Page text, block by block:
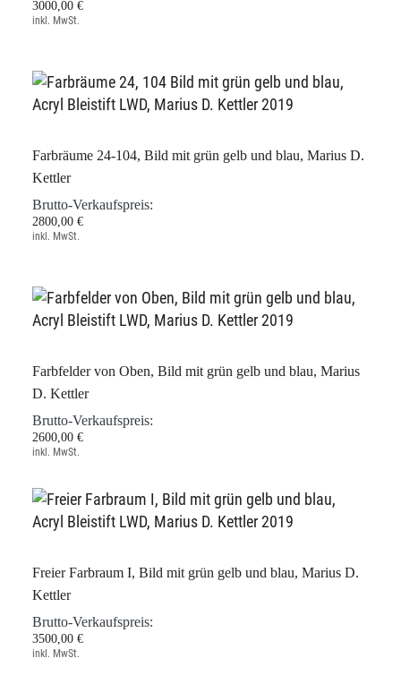
3000,00 €
inkl. MwSt.
Farbräume 24-104, Bild mit grün gelb und blau, Marius D.
Kettler
Brutto-Verkaufspreis:
2800,00 €
inkl. MwSt.
Farbfelder von Oben, Bild mit grün gelb und blau, Marius
D. Kettler
Brutto-Verkaufspreis:
2600,00 €
inkl. MwSt.
Freier Farbraum I, Bild mit grün gelb und blau, Marius D.
Kettler
Brutto-Verkaufspreis:
3500,00 €
inkl. MwSt.